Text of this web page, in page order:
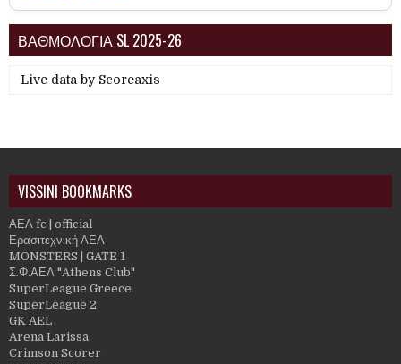
ΒΑΘΜΟΛΟΓΙΑ SL 2025-26
Live data by Scoreaxis
VISSINI BOOKMARKS
ΑΕΛ fc | official
Ερασιτεχνική ΑΕΛ
MONSTERS | GATE 1
Σ.Φ.ΑΕΛ "Athens Club"
SuperLeague Greece
SuperLeague 2
GK AEL
Arena Larissa
Crimson Scorer